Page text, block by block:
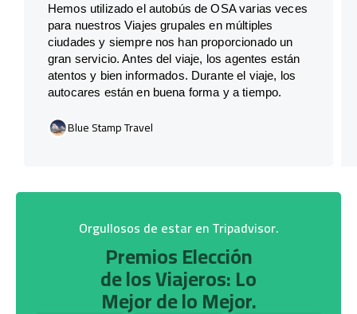
Hemos utilizado el autobús de OSA varias veces
para nuestros Viajes grupales en múltiples
ciudades y siempre nos han proporcionado un
gran servicio. Antes del viaje, los agentes están
atentos y bien informados. Durante el viaje, los
autocares están en buena forma y a tiempo.
Blue Stamp Travel
Orgullosos de estar en Tripadvisor.
Premios Elección
de los Viajeros: Lo
Mejor de lo Mejor.